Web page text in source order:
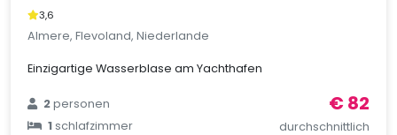
3,6
Almere, Flevoland, Niederlande
Einzigartige Wasserblase am Yachthafen
2personen
1schlafzimmer
€ 82
durchschnittlich